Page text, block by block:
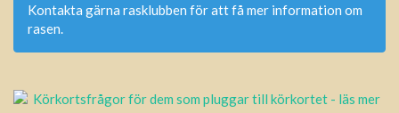
Kontakta gärna rasklubben för att få mer information om
rasen.